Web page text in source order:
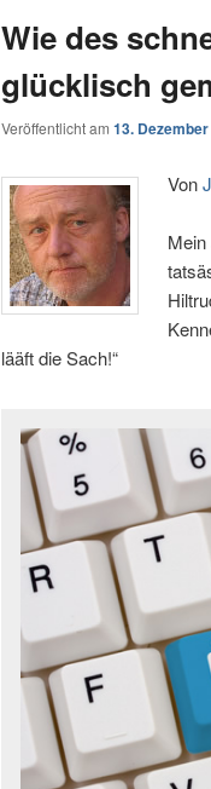
Wie des
glücklisch
Veröffentlicht am 13.
Von
lääft die Sach!“